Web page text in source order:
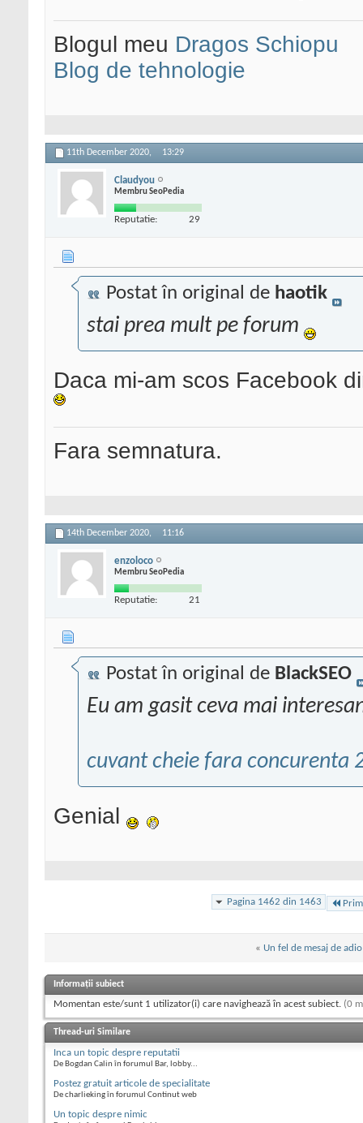
Blogul meu Dragos Schiopu
Blog de tehnologie
11th December 2020, 13:29
Claudyou
Membru SeoPedia
Reputatie: 29
Postat în original de haotik
stai prea mult pe forum
Daca mi-am scos Facebook
Fara semnatura.
14th December 2020, 11:16
enzoloco
Membru SeoPedia
Reputatie: 21
Postat în original de BlackSEO
Eu am gasit ceva mai
cuvant cheie fara concurenta
Genial
Pagina 1462 din 1463
« Un fel de mesaj de adio
Informații subiect
Momentan este/sunt 1 utilizator(i) care navighează în acest subiect. (0
Thread-uri Similare
Inca un topic despre reputatii
De Bogdan Calin în forumul Bar, lobby...
Postez gratuit articole de specialitate
De charlieking în forumul Continut web
Un topic despre nimic